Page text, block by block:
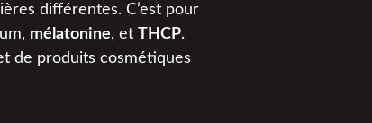
différentes. C’est pour
mélatonine, et THCP.
de produits cosmétiques